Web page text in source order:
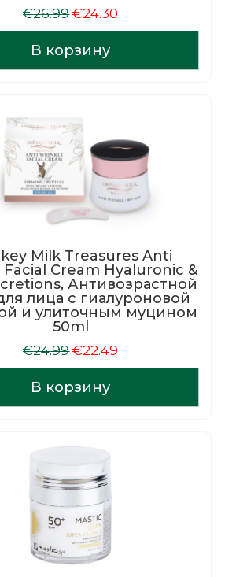
€26.99Первоначальная
цена
составляла
€26.99.
€24.30
цена:
В корзину
Milk Treasures Anti
Cream Hyaluronic &
Антивозрастной
лица с гиалуроновой
и улиточным муцином
50ml
€24.99Первоначальная
цена
составляла
€24.99.
€22.49
цена:
В корзину